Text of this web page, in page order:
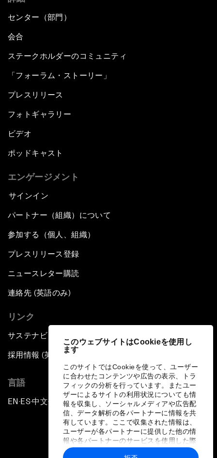
このウェブサイトはCookieを使用し
ます
このサイトではCookieを使って、ユーザー
に合わせたコンテンツや広告の表示、トラ
フィックの分析を行っています。またユー
ザーによるサイトの利用状況についても情
報を収集し、ソーシャルメディアや広告配
信、データ解析の各パートナーに情報を共
有しています。ここで収集された情報は、
ユーザーが各パートナーに提供した他の情
報や各パートナーのサービスを使用した際
に収集された情報と組み合わされ、各パー
センター（部門）
会合
ステークホルダーのコミュニティ
「フォーラム・ストーリー」
プレスリリース
フォトギャラリー
ビデオ
ポッドキャスト
エンゲージメント
サインイン
パートナー（組織）について
参加する（個人、組織）
プレスリリース登録
ニュースレター購読
連絡先 (英語のみ)
リンク
サステナビリティへの取り組み
採用情報 (英語のみ)
言語
EN ▪ES▪中文▪ 日本語